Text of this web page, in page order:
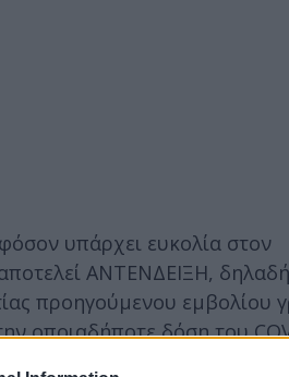
υπάρχει ευκολία στον
ΑΝΤΕΝΔEIΞΗ,
προηγούμενου εμβολίου
οποιαδήποτε δόση του
και δεν υπάρχει καμία